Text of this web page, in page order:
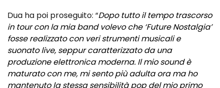
Dua ha poi proseguito: “Dopo tutto il tempo trascorso
in tour con la mia band volevo che ‘Future Nostalgia’
fosse realizzato con veri strumenti musicali e
suonato live, seppur caratterizzato da una
produzione elettronica moderna. Il mio sound è
maturato con me, mi sento più adulta ora ma ho
mantenuto la stessa sensibilità pop del mio primo